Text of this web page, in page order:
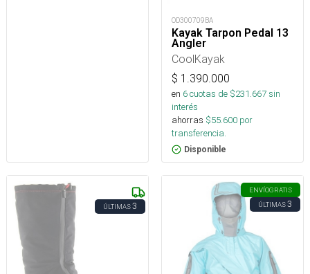
OD300709BA
Kayak Tarpon Pedal 13
Angler
CoolKayak
$ 1.390.000
en 6cuotas de $231.667sin
interés
ahorras $55.600 por
transferencia.
Disponible
ÚLTIMAS3
ENVÍOGRATIS
ÚLTIMAS3